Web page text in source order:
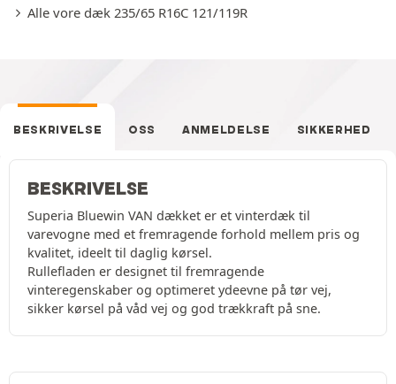
Alle vore dæk 235/65 R16C 121/119R
BESKRIVELSE OSS ANMELDELSE SIKKERHED
BESKRIVELSE
Superia Bluewin VAN dækket er et vinterdæk til
varevogne med et fremragende forhold mellem pris og
kvalitet, ideelt til daglig kørsel.
Rullefladen er designet til fremragende
vinteregenskaber og optimeret ydeevne på tør vej,
sikker kørsel på våd vej og god trækkraft på sne.